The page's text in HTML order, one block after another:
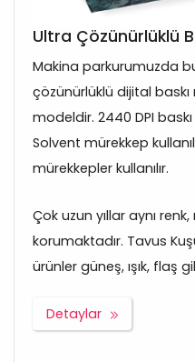
Ultra Çözünürlüklü
Makina parkurumuzda
çözünürlüklü dijital baskı
modeldir. 2440 DPI
Solvent mürekkep
mürekkepler kullanılır.
Çok uzun yıllar aynı
korumaktadır. Tavus
ürünler güneş, ışık, flaş
Detaylar